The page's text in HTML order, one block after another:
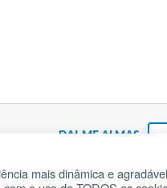
DAI-ME ALMAS
mais dinâmica e